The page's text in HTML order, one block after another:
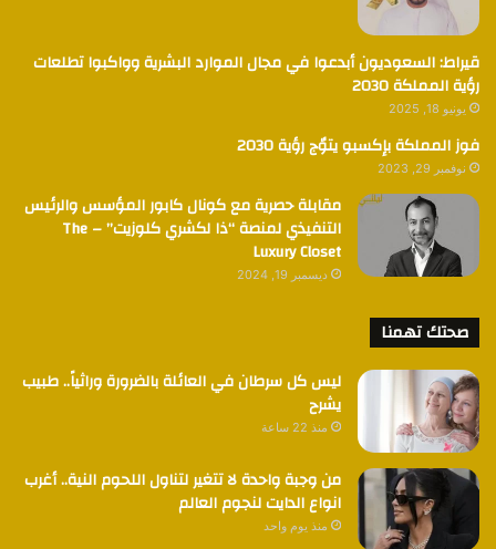
قيراط: السعوديون أبدعوا في مجال الموارد البشرية وواكبوا تطلعات
رؤية المملكة 2030
يونيو 18, 2025
فوز المملكة بإكسبو يتوٌج رؤية 2030
نوفمبر 29, 2023
مقابلة حصرية مع كونال كابور المؤسس والرئيس
التنفيذي لمنصة “ذا لكشري كلوزيت” – The
Luxury Closet
ديسمبر 19, 2024
صحتك تهمنا
ليس كل سرطان في العائلة بالضرورة وراثياً.. طبيب
يشرح
منذ 22 ساعة
من وجبة واحدة لا تتغير لتناول اللحوم النية.. أغرب
انواع الدايت لنجوم العالم
منذ يوم واحد